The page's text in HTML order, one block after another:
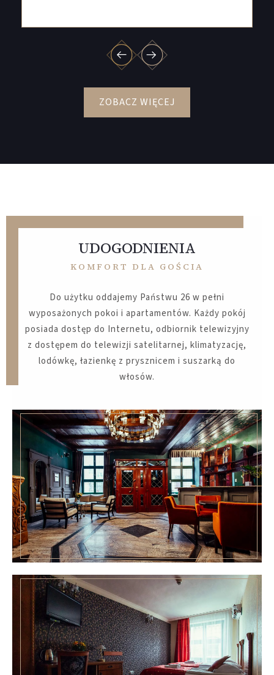
ZOBACZ WIĘCEJ
UDOGODNIENIA
KOMFORT DLA GOŚCIA
​Do użytku oddajemy Państwu 26 w pełni
wyposażonych pokoi i apartamentów. Każdy pokój
posiada dostęp do Internetu, odbiornik telewizyjny
z dostępem do telewizji satelitarnej, klimatyzację,
lodówkę, łazienkę z prysznicem i suszarką do
włosów.